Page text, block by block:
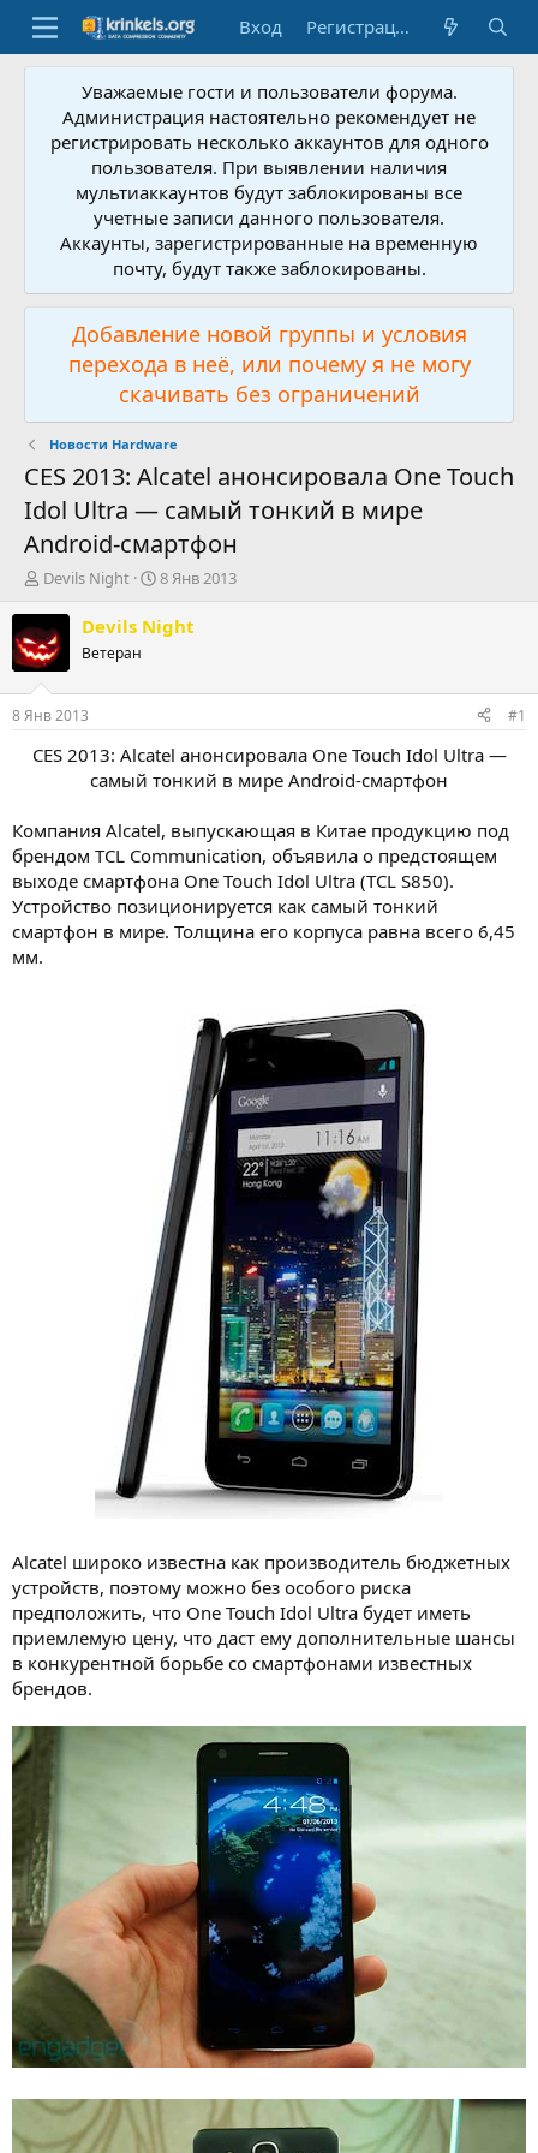
Вход Регистрация
Уважаемые гости и пользователи форума.
Администрация настоятельно рекомендует не
регистрировать несколько аккаунтов для одного
пользователя. При выявлении наличия
мультиаккаунтов будут заблокированы все
учетные записи данного пользователя.
Аккаунты, зарегистрированные на временную
почту, будут также заблокированы.
Добавление новой группы и условия
перехода в неё, или почему я не могу
скачивать без ограничений
Новости Hardware
CES 2013: Alcatel анонсировала One Touch
Idol Ultra — самый тонкий в мире
Android-смартфон
А
т
о
р
т
м
ы
Devils Night
Д
т
а
а
л
8 Янв 2013
Devils Night
Ветеран
8 Янв 2013 #1
CES 2013: Alcatel анонсировала One Touch Idol Ultra —
самый тонкий в мире Android-смартфон
Компания Alcatel, выпускающая в Китае продукцию под
брендом TCL Communication, объявила о предстоящем
выходе смартфона One Touch Idol Ultra (TCL S850).
Устройство позиционируется как самый тонкий
смартфон в мире. Толщина его корпуса равна всего 6,45
мм.
Alcatel широко известна как производитель бюджетных
устройств, поэтому можно без особого риска
предположить, что One Touch Idol Ultra будет иметь
приемлемую цену, что даст ему дополнительные шансы
в конкурентной борьбе со смартфонами известных
брендов.